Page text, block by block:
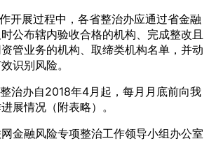
开展过程中，各省整治办应通过省金融
公布辖内验收合格的机构、完成整改且
管业务的机构、取缔类机构名单，并动
识别风险。
治办自2018年4月起，每月月底前向我
展情况（附表略）。
金融风险专项整治工作领导小组办公室